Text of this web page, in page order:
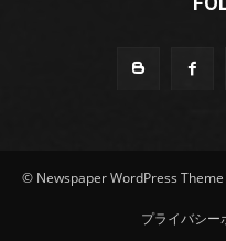
© Newspaper WordPress
プライバシー